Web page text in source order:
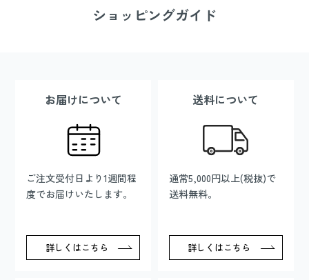
ショッピングガイド
お届けについて
ご注文受付日より1週間程
度でお届けいたします。
詳しくはこちら
送料について
通常5,000円以上(税抜)で
送料無料。
詳しくはこちら